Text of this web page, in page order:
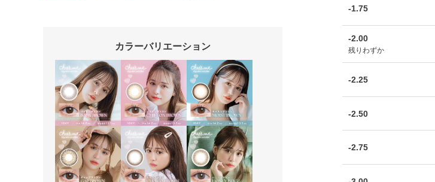
カラーバリエーション
-1.75
-2.00
残りわずか
-2.25
-2.50
-2.75